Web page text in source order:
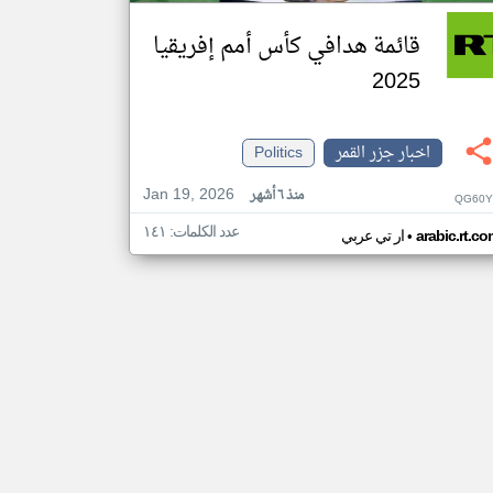
قائمة هدافي كأس أمم إفريقيا
2025
اخبار جزر القمر
Politics
Jan 19, 2026
منذ ٦ أشهر
ار تي عربي• عدد الكلمات: ١٤١